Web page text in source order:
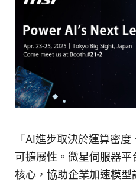
「AI進步取決於運算密
可擴展性。微星伺服器
核心，協助企業加速模